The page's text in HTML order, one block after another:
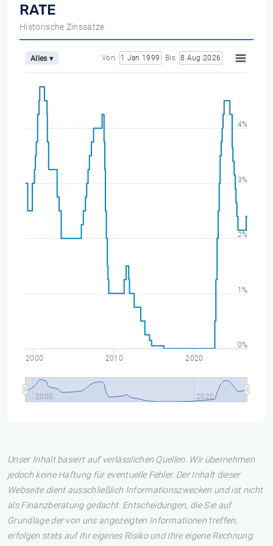
RATE
Historische Zinssätze
Alles ▾ Von 1 Jan 1999 Bis 8 Aug 2026
2000 2010 2020
2000 2020
0%
1%
2%
3%
4%
Unser Inhalt basiert auf verlässlichen Quellen. Wir übernehmen
jedoch keine Haftung für eventuelle Fehler. Der Inhalt dieser
Webseite dient ausschließlich Informationszwecken und ist nicht
als Finanzberatung gedacht. Entscheidungen, die Sie auf
Grundlage der von uns angezeigten Informationen treffen,
erfolgen stets auf Ihr eigenes Risiko und Ihre eigene Rechnung.